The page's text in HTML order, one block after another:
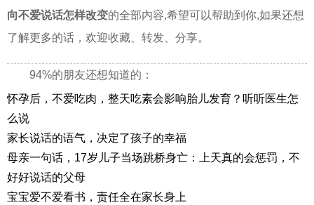
向不爱说话怎样改变的全部内容,希望可以帮助到你,如果还想
了解更多的话，欢迎收藏、转发、分享。
94%的朋友还想知道的：
怀孕后，不爱吃肉，整天吃素会影响胎儿发育？听听医生怎
么说
家长说话的语气，决定了孩子的幸福
母亲一句话，17岁儿子当场跳桥身亡：上天真的会惩罚，不
好好说话的父母
宝宝爱不爱看书，责任全在家长身上